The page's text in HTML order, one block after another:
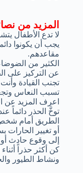
المزيد من
لا تدع الأطفال
يجب أن يكونوا
مقاعدهم.
الكثير من
عن التركيز على
تجنب القيادة
تسبب النعاس
اعرف المزيد عن
توخَّ الحذر دائماً
الطريق أمام
أو تغيير
إلى وقوع حادث أو
كن أكثر حذراً
ونشاط الطيور